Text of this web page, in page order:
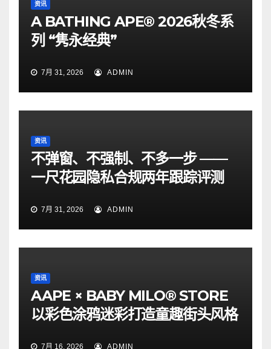
资讯
A BATHING APE® 2026秋冬系
列 “隽永经典”
7月 31, 2026 ADMIN
资讯
不弹窗、不强制、不多一步 ——
一尺花园隐私合规两年跟踪评测
7月 31, 2026 ADMIN
资讯
AAPE × BABY MILO® STORE
以彩色涂鸦迷彩打造童趣街头风格
7月 16, 2026 ADMIN